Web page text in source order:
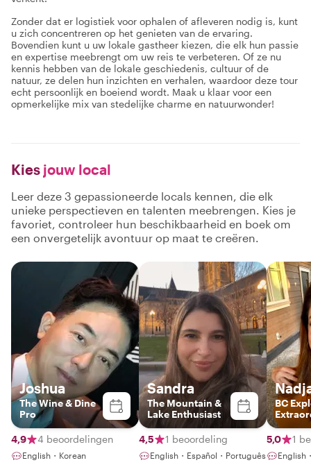
Zonder dat er logistiek voor ophalen of afleveren nodig is, kunt
u zich concentreren op het genieten van de ervaring.
Bovendien kunt u uw lokale gastheer kiezen, die elk hun passie
en expertise meebrengt om uw reis te verbeteren. Of ze nu
kennis hebben van de lokale geschiedenis, cultuur of de
natuur, ze delen hun inzichten en verhalen, waardoor deze tour
echt persoonlijk en boeiend wordt. Maak u klaar voor een
opmerkelijke mix van stedelijke charme en natuurwonder!
Kies jouw local
Leer deze 3 gepassioneerde locals kennen, die elk
unieke perspectieven en talenten meebrengen. Kies je
favoriet, controleer hun beschikbaarheid en boek om
een onvergetelijk avontuur op maat te creëren.
Joshua
The Wine & Dine
Pro
4,9 4 beoordelingen
English・Korean
Sandra
The Mountain &
Lake Enthusiast
4,5 1 beoordeling
English・Español・Português
BC
Your
Guide
5,0 1
English